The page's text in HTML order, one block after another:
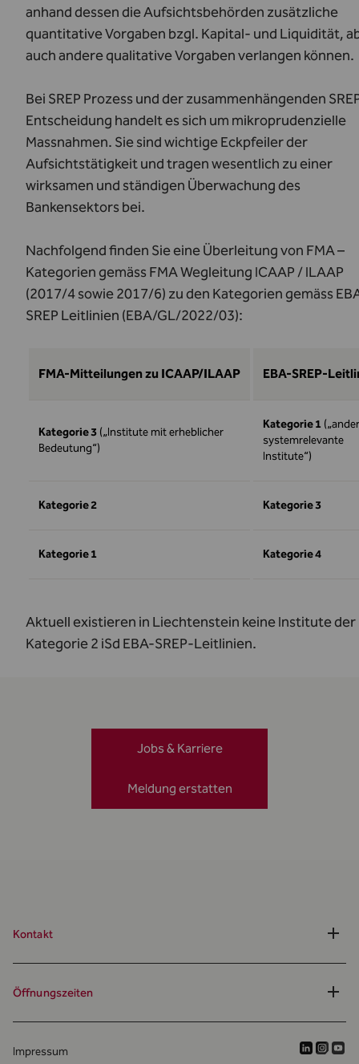
anhand dessen die Aufsichtsbehörden zusätzliche
quantitative Vorgaben bzgl. Kapital- und Liquidität,
auch andere qualitative Vorgaben verlangen können.
Bei SREP Prozess und der zusammenhängenden
Entscheidung handelt es sich um mikroprudenzielle
Massnahmen. Sie sind wichtige Eckpfeiler der
Aufsichtstätigkeit und tragen wesentlich zu einer
wirksamen und ständigen Überwachung des
Bankensektors bei.
Nachfolgend finden Sie eine Überleitung von FMA –
Kategorien gemäss FMA Wegleitung ICAAP / ILAAP
(2017/4 sowie 2017/6) zu den Kategorien gemäss
SREP Leitlinien (EBA/GL/2022/03):
FMA-Mitteilungen zu ICAAP/ILAAP EBA-SREP-
Kategorie 3 („Institute mit erheblicher
Bedeutung“)
Kategorie 1
systemrelevante
Institute“)
Kategorie 2 Kategorie 3
Kategorie 1 Kategorie 4
Aktuell existieren in Liechtenstein keine Institute der
Kategorie 2 iSd EBA-SREP-Leitlinien.
Kontakt
Öffnungszeiten
Impressum
Jobs & Karriere
Meldung erstatten